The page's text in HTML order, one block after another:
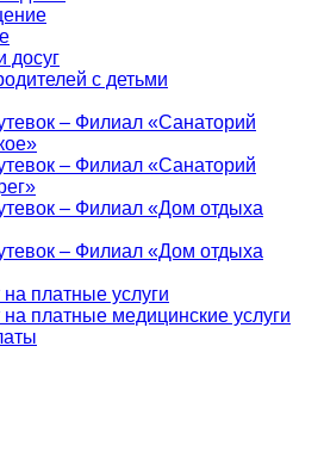
досуг
с детьми
– Филиал «Санаторий
– Филиал «Санаторий
– Филиал «Дом отдыха
– Филиал «Дом отдыха
платные услуги
на платные медицинские услуги